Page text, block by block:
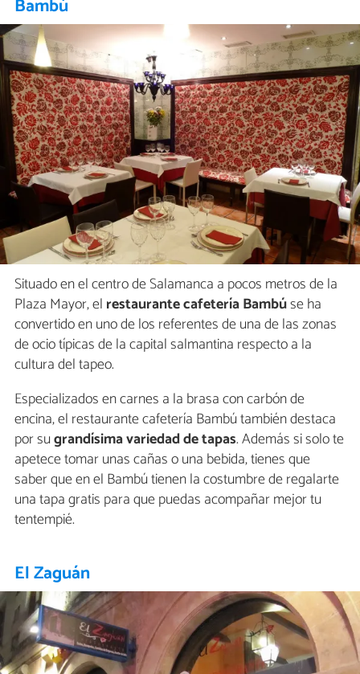
Bambú
Situado en el centro de Salamanca a pocos metros de la
Plaza Mayor, el restaurante cafetería Bambúse ha
convertido en uno de los referentes de una de las zonas
de ocio típicas de la capital salmantina respecto a la
cultura del tapeo.
Especializados en carnes a la brasa con carbón de
encina, el restaurante cafetería Bambú también destaca
por sugrandísima variedad de tapas. Además si solo te
apetece tomar unas cañas o una bebida, tienes que
saber que en el Bambú tienen la costumbre de regalarte
una tapa gratis para que puedas acompañar mejor tu
tentempié.
El Zaguán